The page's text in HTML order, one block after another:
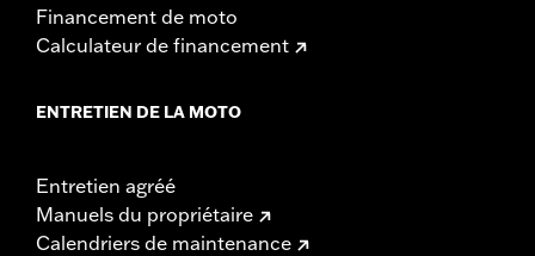
Financement de moto
Calculateur de financement
ENTRETIEN DE LA MOTO
Entretien agréé
Manuels du propriétaire
Calendriers de maintenance